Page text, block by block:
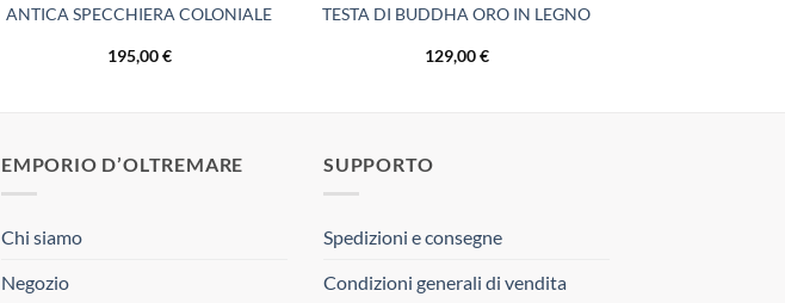
ANTICA SPECCHIERA COLONIALE
195,00€
TESTA DI BUDDHA ORO IN LEGNO
129,00€
EMPORIO D’OLTREMARE
Chi siamo
Negozio
SUPPORTO
Spedizioni e consegne
Condizioni generali di vendita